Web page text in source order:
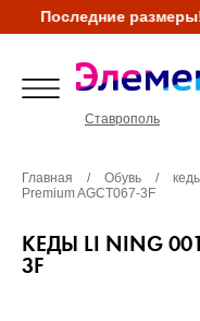
Последние
Ставрополь
Главная / Обувь /
Premium AGCT067-3F
КЕДЫ LI NING 001
3F